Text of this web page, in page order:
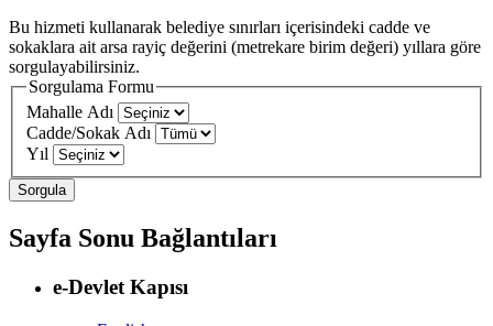
Bu hizmeti kullanarak belediye sınırları içerisindeki cadde ve
sokaklara ait arsa rayiç değerini (metrekare birim değeri) yıllara göre
sorgulayabilirsiniz.
Sorgulama Formu
Mahalle Adı
Cadde/Sokak Adı
Yıl
Sayfa Sonu Bağlantıları
e-Devlet Kapısı